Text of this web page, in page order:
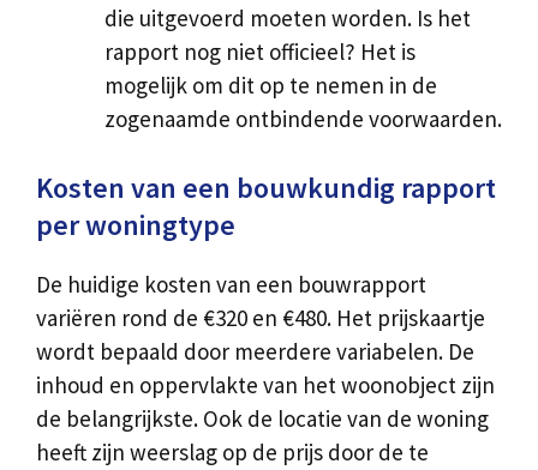
die uitgevoerd moeten worden. Is het
rapport nog niet officieel? Het is
mogelijk om dit op te nemen in de
zogenaamde ontbindende voorwaarden.
Kosten van een bouwkundig rapport
per woningtype
De huidige kosten van een bouwrapport
variëren rond de €320 en €480. Het prijskaartje
wordt bepaald door meerdere variabelen. De
inhoud en oppervlakte van het woonobject zijn
de belangrijkste. Ook de locatie van de woning
heeft zijn weerslag op de prijs door de te